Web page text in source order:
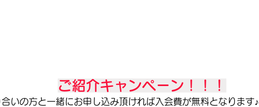
ご紹介キャンペーン！！！
いの方と一緒にお申し込み頂ければ入会費が無料となります♪